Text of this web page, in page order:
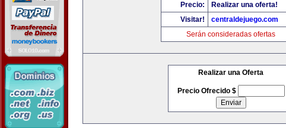
Precio:
Realizar una oferta!
Visitar!
centraldejuego.com
Serán consideradas ofertas
Realizar una Oferta
Precio Ofrecido $